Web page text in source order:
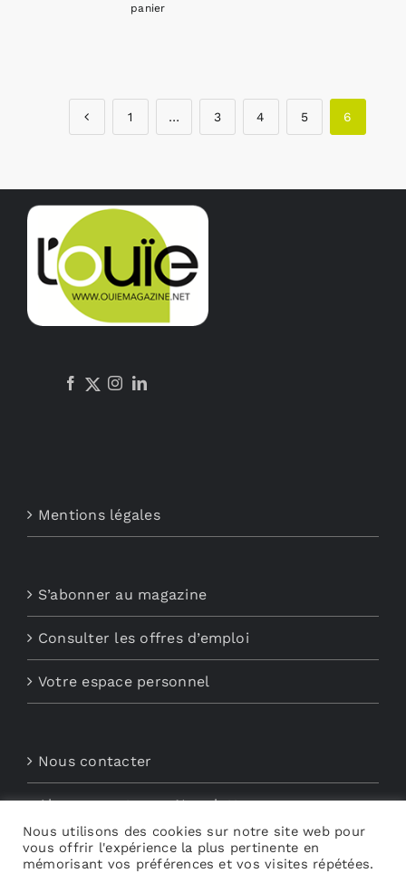
panier
1 … 3 4 5 6
Mentions légales
S’abonner au magazine
Consulter les offres d’emploi
Votre espace personnel
Nous contacter
Abonnements aux Newsletters
Découvrez My Audio
Nous utilisons des cookies sur notre site web pour
vous offrir l'expérience la plus pertinente en
mémorisant vos préférences et vos visites répétées.